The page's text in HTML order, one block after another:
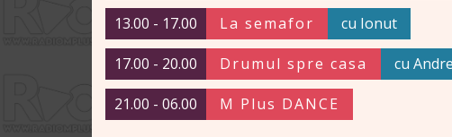
13.00 - 17.00 La semafor cu Ionut
17.00 - 20.00 Drumul spre casa cu
21.00 - 06.00 M Plus DANCE